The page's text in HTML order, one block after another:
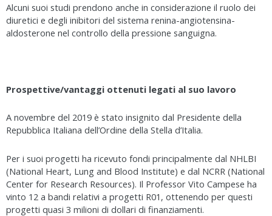
Alcuni suoi studi prendono anche in considerazione il ruolo dei
diuretici e degli inibitori del sistema renina-angiotensina-
aldosterone nel controllo della pressione sanguigna.
Prospettive/vantaggi ottenuti legati al suo lavoro
A novembre del 2019 è stato insignito dal Presidente della
Repubblica Italiana dell’Ordine della Stella d’Italia.
Per i suoi progetti ha ricevuto fondi principalmente dal NHLBI
(National Heart, Lung and Blood Institute) e dal NCRR (National
Center for Research Resources). Il Professor Vito Campese ha
vinto 12 a bandi relativi a progetti R01, ottenendo per questi
progetti quasi 3 milioni di dollari di finanziamenti.